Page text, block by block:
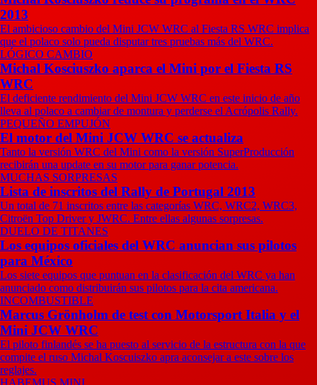
2013
El ambicioso cambio del Mini JCW WRC al Fiesta RS WRC implica
que el polaco solo pueda disputar tres pruebas más del WRC.
LÓGICO CAMBIO
Michal Kosciuszko aparca el Mini por el Fiesta RS
WRC
El deficiente rendimiento del Mini JCW WRC en este inicio de año
lleva al polaco a cambiar de montura y perderse el Acrópolis Rally.
PEQUEÑO EMPUJÓN
El motor del Mini JCW WRC se actualiza
Tanto la versión WRC del Mini como la versión SuperProducción
recibirán una update en su motor para ganar potencia.
MUCHAS SORPRESAS
Lista de inscritos del Rally de Portugal 2013
Un total de 71 inscritos entre las categorías WRC, WRC2, WRC3,
Citroën Top Driver y JWRC. Entre ellas algunas sorpresas.
DUELO DE TITANES
Los equipos oficiales del WRC anuncian sus pilotos
para México
Los siete equipos que puntuan en la clasificación del WRC ya han
anunciado como distribuirán sus pilotos para la cita americana.
INCOMBUSTIBLE
Marcus Grönholm de test con Motorsport Italia y el
Mini JCW WRC
El piloto finlandés se ha puesto al servicio de la estructura con la que
compite el ruso Michal Koscuiszko apra aconsejar a este sobre los
reglajes.
HABEMUS MINI